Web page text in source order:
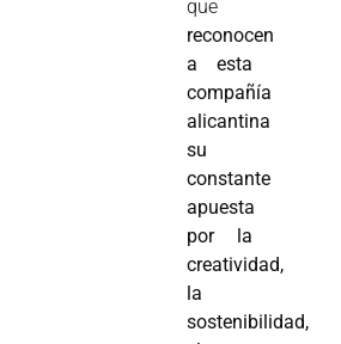
que
reconocen
a esta
compañía
alicantina
su
constante
apuesta
por la
creatividad,
la
sostenibilidad,